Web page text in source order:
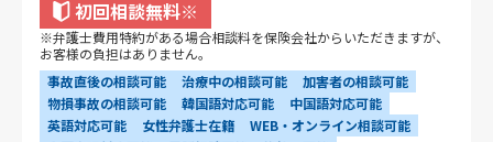
初回相談無料※
※弁護士費用特約がある場合相談料を保険会社からいただきますが、
お客様の負担はありません。
事故直後の相談可能
治療中の相談可能
加害者の相談可能
物損事故の相談可能
韓国語対応可能
中国語対応可能
英語対応可能
女性弁護士在籍
WEB・オンライン相談可能